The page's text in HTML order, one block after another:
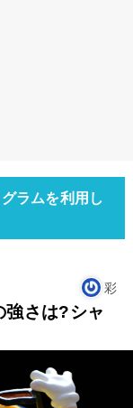
ラムを利用し
彩
強さは?シャ